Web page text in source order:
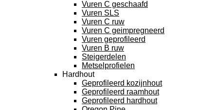
Vuren C geschaafd
Vuren SLS
Vuren C ruw
Vuren C geimpregneerd
Vuren geprofileerd
Vuren B ruw
Steigerdelen
Metselprofielen
Hardhout
Geprofileerd kozijnhout
Geprofileerd raamhout
Geprofileerd hardhout